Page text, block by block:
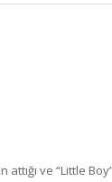
attığı ve “Little